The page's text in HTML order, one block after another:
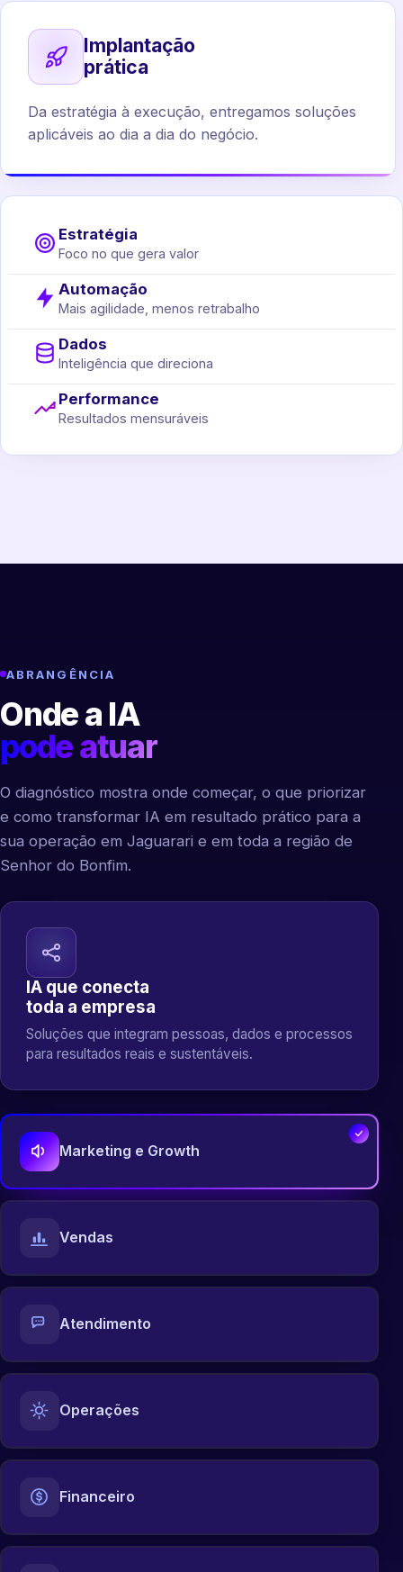
Implantação
prática
Da estratégia à execução, entregamos soluções
aplicáveis ao dia a dia do negócio.
Estratégia
Foco no que gera valor
Automação
Mais agilidade, menos retrabalho
Dados
Inteligência que direciona
Performance
Resultados mensuráveis
ABRANGÊNCIA
Onde a IA
pode atuar
O diagnóstico mostra onde começar, o que priorizar
e como transformar IA em resultado prático para a
sua operação em Jaguarari e em toda a região de
Senhor do Bonfim.
IA que conecta
toda a empresa
Soluções que integram pessoas, dados e processos
para resultados reais e sustentáveis.
Marketing e Growth
Vendas
Atendimento
Operações
Financeiro